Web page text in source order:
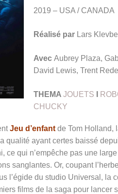
2019 – USA / CANADA
Réalisé par Lars
Avec Aubrey Plaza,
David Lewis, Trent
THEMA JOUETS
CHUCKY
Jeu d’enfant de Tom Holland,
qualité ayant certes baissé
ce qui n’empêche pas une
sanglantes. Or, coupant
l’égide du studio Universal, la
films de la saga pour lancer